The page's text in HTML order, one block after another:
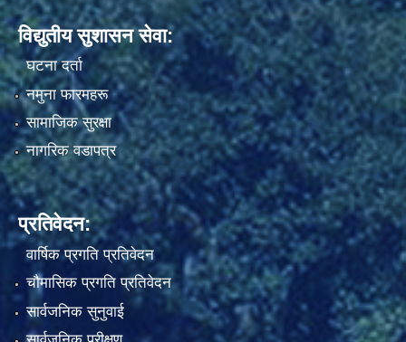
विद्युतीय सुशासन सेवा:
घटना दर्ता
नमुना फारमहरू
सामाजिक सुरक्षा
नागरिक वडापत्र
प्रतिवेदन:
वार्षिक प्रगति प्रतिवेदन
चौमासिक प्रगति प्रतिवेदन
सार्वजनिक सुनुवाई